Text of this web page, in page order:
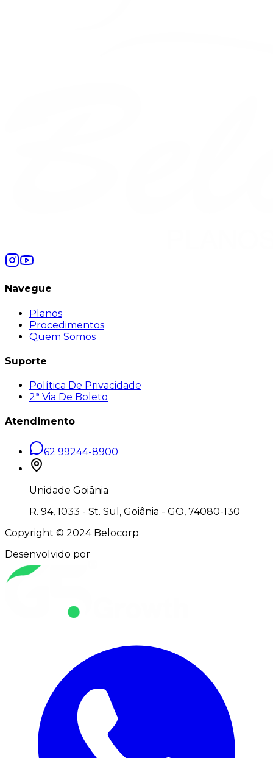
Navegue
Planos
Procedimentos
Quem Somos
Suporte
Política De Privacidade
2ª Via De Boleto
Atendimento
62 99244-8900
Unidade Goiânia
R. 94, 1033 - St. Sul, Goiânia - GO, 74080-130
Copyright © 2024 Belocorp
Desenvolvido por